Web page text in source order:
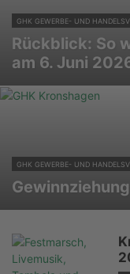
GHK GEWERBE- UND
Rückblick: So
am 6. Juni
GHK GEWERBE- UND